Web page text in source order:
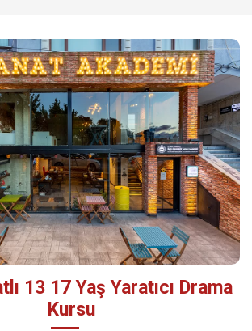
13 17 Yaş Yaratıcı Drama
Kursu